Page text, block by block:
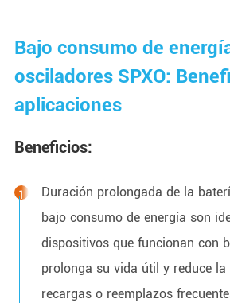
Bajo consumo de
osciladores SPXO:
aplicaciones
Beneficios:
Duración prolongada de la
bajo consumo de energía son
dispositivos que funcionan con
prolonga su vida útil y reduce la
recargas o reemplazos